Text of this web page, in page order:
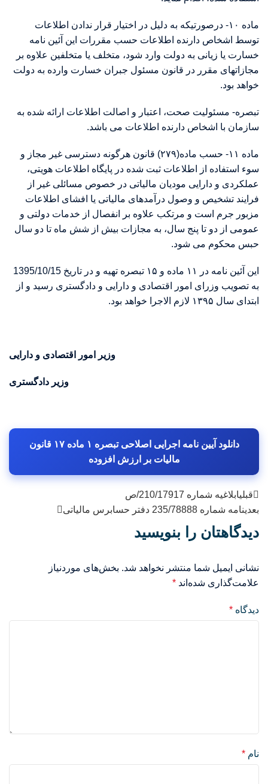
ماده ۱۰- درصورتیکه به دلیل در اختیار قرار ندادن اطلاعات
توسط اشخاص دارنده اطلاعات حسب مقررات این آئین نامه
خسارت یا زیانی به دولت وارد شود، متخلف یا متخلفین علاوه بر
مجازاتهای مقرر در قانون مسئول جبران خسارت وارده به دولت
خواهد بود.
تبصره- مسئولیت صحت، اعتبار و اصالت اطلاعات ارائه شده به
سازمان با اشخاص دارنده اطلاعات می باشد.
ماده ۱۱- حسب ماده(۲۷۹) قانون هرگونه دسترسی غیر مجاز و
سوء استفاده از اطلاعات ثبت شده در پایگاه اطلاعات هویتی،
عملکردی و دارایی مودیان مالیاتی در خصوص مسائلی غیر از
فرایند تشخیص و وصول درآمدهای مالیاتی یا افشای اطلاعات
مزبور جرم است و مرتکب علاوه بر انفصال از خدمات دولتی و
عمومی از دو تا پنج سال، به مجازات بیش از شش ماه تا دو سال
حبس محکوم می شود.
این آئین نامه در ۱۱ ماده و ۱۵ تبصره تهیه و در تاریخ 1395/10/15
به تصویب وزرای امور اقتصادی و دارایی و دادگستری رسید و از
ابتدای سال ۱۳۹۵ لازم الاجرا خواهد بود.
وزیر امور اقتصادی و دارایی
وزیر دادگستری
دانلود آیین نامه اجرایی اصلاحی تبصره ۱ ماده ۱۷ قانون
مالیات بر ارزش افزوده
قبلیابلاغیه شماره 210/17917/ص
بعدینامه شماره 235/78888 دفتر حسابرس مالیاتی
دیدگاهتان را بنویسید
نشانی ایمیل شما منتشر نخواهد شد. بخش‌های موردنیاز
علامت‌گذاری شده‌اند *
دیدگاه *
نام *